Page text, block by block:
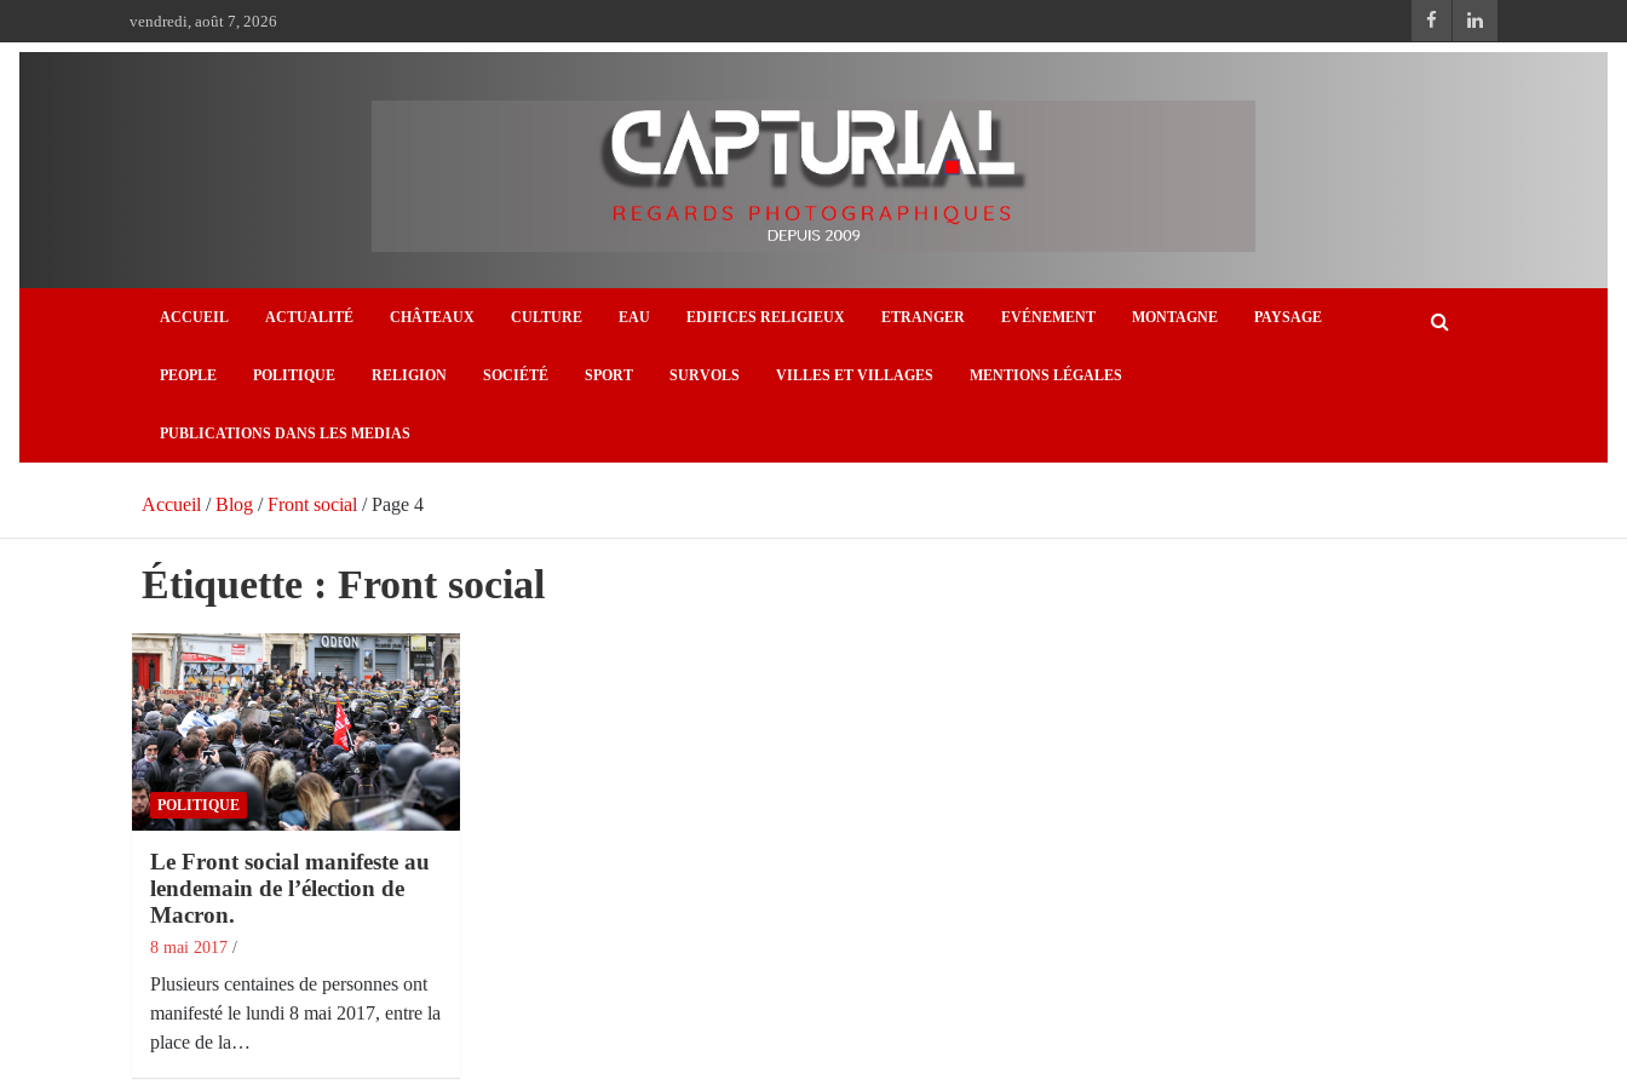
au
vendredi, août 7, 2026
ACCUEIL ACTUALITÉ CHÂTEAUX CULTURE EAU EDIFICES RELIGIEUX ETRANGER EVÉNEMENT MONTAGNE PAYSAGE
PEOPLE POLITIQUE RELIGION SOCIÉTÉ SPORT SURVOLS VILLES ET VILLAGES MENTIONS LÉGALES
PUBLICATIONS DANS LES MEDIAS
Accueil Blog Front social Page 4
Étiquette : Front social
POLITIQUE
Le Front social manifeste au
lendemain de l’élection de
Macron.
8 mai 2017
Plusieurs centaines de personnes ont
manifesté le lundi 8 mai 2017, entre la
place de la…